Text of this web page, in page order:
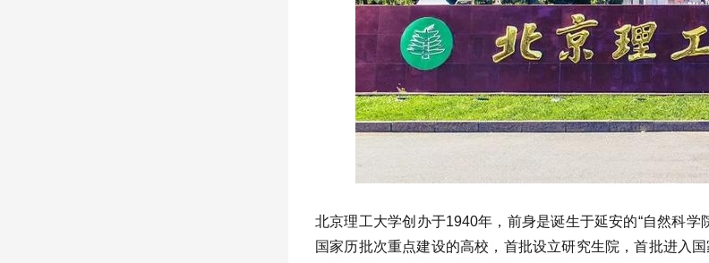
北京理工大学创办于1940年，前身是诞生于延安的“自然科
国家历批次重点建设的高校，首批设立研究生院，首批进入